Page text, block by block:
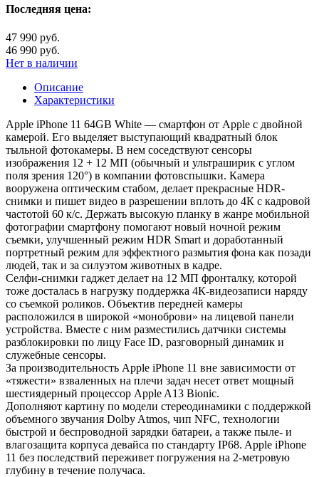
Последняя цена:
47 990 руб.
46 990 руб.
Нет в наличии
Описание
Характеристики
Apple iPhone 11 64GB White — смартфон от Apple с двойной
камерой. Его выделяет выступающий квадратный блок
тыльной фотокамеры. В нем соседствуют сенсоры
изображения 12 + 12 МП (обычный и ультраширик с углом
поля зрения 120°) в компании фотовспышки. Камера
вооружена оптическим стабом, делает прекрасные HDR-
снимки и пишет видео в разрешении вплоть до 4К с кадровой
частотой 60 к/с. Держать высокую планку в жанре мобильной
фотографии смартфону помогают новый ночной режим
съемки, улучшенный режим HDR Smart и доработанный
портретный режим для эффектного размытия фона как позади
людей, так и за силуэтом животных в кадре.
Селфи-снимки гаджет делает на 12 МП фронталку, которой
тоже досталась в нагрузку поддержка 4К-видеозаписи наряду
со съемкой роликов. Объектив передней камеры
расположился в широкой «моноброви» на лицевой панели
устройства. Вместе с ним разместились датчики системы
разблокировки по лицу Face ID, разговорный динамик и
служебные сенсоры.
За производительность Apple iPhone 11 вне зависимости от
«тяжести» взваленных на плечи задач несет ответ мощный
шестиядерный процессор Apple A13 Bionic.
Дополняют картину по модели стереодинамики с поддержкой
объемного звучания Dolby Atmos, чип NFC, технологии
быстрой и беспроводной зарядки батареи, а также пыле- и
влагозащита корпуса девайса по стандарту IP68. Apple iPhone
11 без последствий переживет погружения на 2-метровую
глубину в течение получаса.